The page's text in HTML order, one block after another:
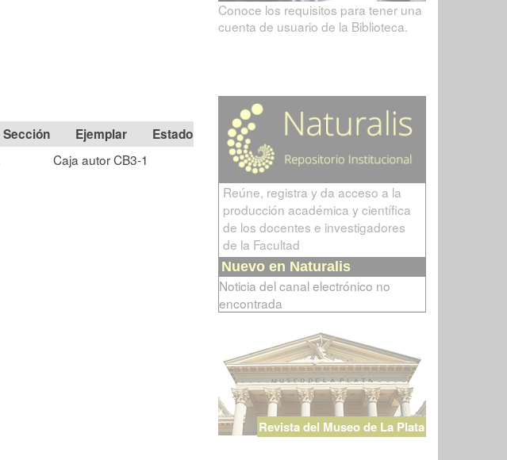
Sección
Estado
Caja autor CB3-1
Conoce los requisitos para tener una
cuenta de usuario de la Biblioteca.
Reúne, registra y da acceso a la
producción académica y científica
de los docentes e investigadores
de la Facultad
Nuevo en Naturalis
Noticia del canal electrónico no
encontrada
Revista del Museo de La Plata